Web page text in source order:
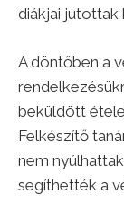
diákjai jutottak
A döntőben a
beküldött
Felkészítő
nem
segíthették a